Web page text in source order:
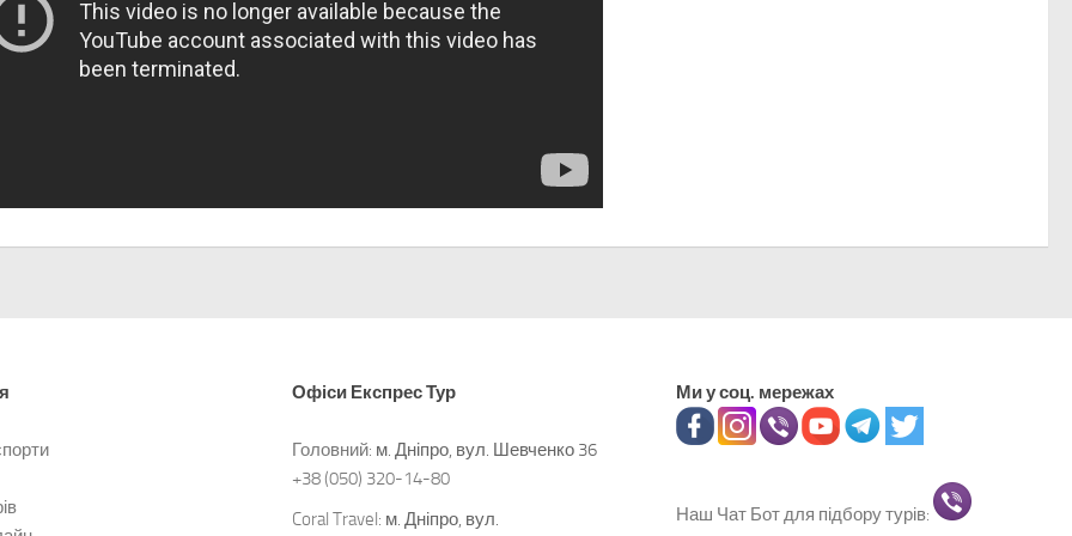
Офіси Експрес Тур
Головний: м. Дніпро, вул. Шевченко 36
+38 (050) 320-14-80
Coral Travel: м. Дніпро, вул.
Ми у соц. мережах
Наш Чат Бот для підбору турів: